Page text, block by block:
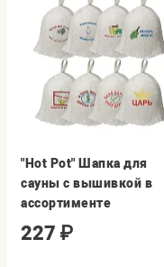
"Hot Pot" Шапка для
сауны с вышивкой в
ассортименте
227 ₽